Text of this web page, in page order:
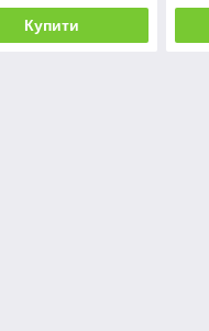
Купити